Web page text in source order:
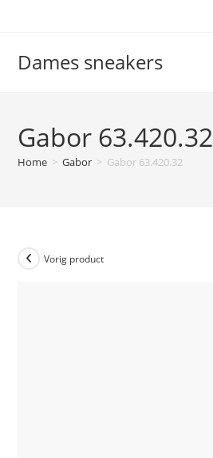
Dames sneakers
Gabor 63.420.32
Home > Gabor > Gabor 63.420.32
Vorig product